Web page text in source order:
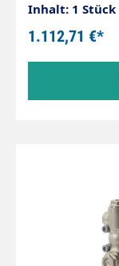
Inhalt: 1 Stück
1.112,71 €*